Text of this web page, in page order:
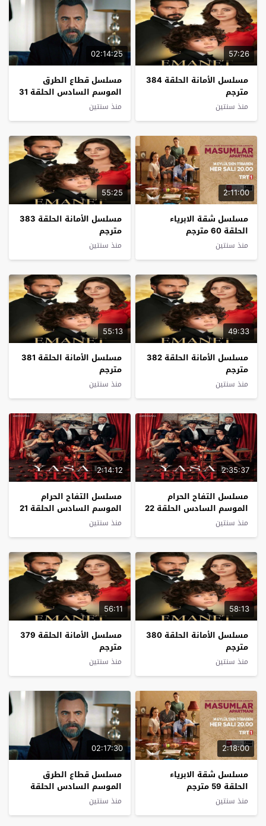
57:26
مسلسل الأمانة الحلقة 384
مترجم
منذ سنتين
02:14:25
مسلسل قطاع الطرق
الموسم السادس الحلقة 31
مترجم
منذ سنتين
2:11:00
مسلسل شقة الابرياء
الحلقة 60 مترجم
منذ سنتين
55:25
مسلسل الأمانة الحلقة 383
مترجم
منذ سنتين
49:33
مسلسل الأمانة الحلقة 382
مترجم
منذ سنتين
55:13
مسلسل الأمانة الحلقة 381
مترجم
منذ سنتين
2:35:37
مسلسل التفاح الحرام
الموسم السادس الحلقة 22
مترجم
منذ سنتين
2:14:12
مسلسل التفاح الحرام
الموسم السادس الحلقة 21
مترجم
منذ سنتين
58:13
مسلسل الأمانة الحلقة 380
مترجم
منذ سنتين
56:11
مسلسل الأمانة الحلقة 379
مترجم
منذ سنتين
2:18:00
مسلسل شقة الابرياء
الحلقة 59 مترجم
منذ سنتين
02:17:30
مسلسل قطاع الطرق
الموسم السادس الحلقة
30 مترجم
منذ سنتين